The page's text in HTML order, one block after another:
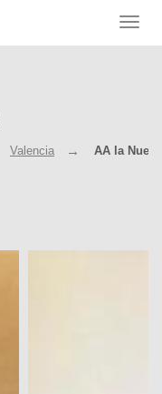
Valencia AA la